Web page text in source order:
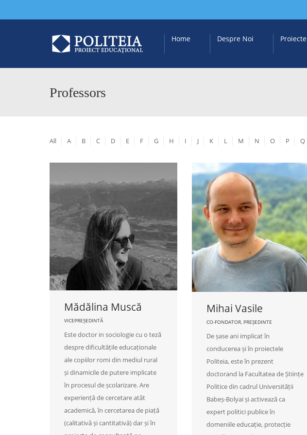
Home Despre Noi Proiecte
Professors
All A B C D E F G H I J K L M N O P Q
Mădălina Muscă
VICEPREȘEDINTĂ
Este doctor in sociologie cu o teză
despre dificultățile educaționale
ale copiilor romi din mediul rural
și dinamicile de putere implicate
în procesul de școlarizare. Are
experiență de cercetare atât
academică, în cercetarea de piață
(calitativă și cantitativă) dar și în
Mihai Vasile
CO-FONDATOR, PREȘEDINTE
De șase ani implicat în
conducerea și în proiectele
Politeia, este în prezent
doctorand la Facultatea de Științe
Politice din cadrul Universității
Babeș-Bolyai și activează ca
expert politici publice în
domeniile educație, protecție